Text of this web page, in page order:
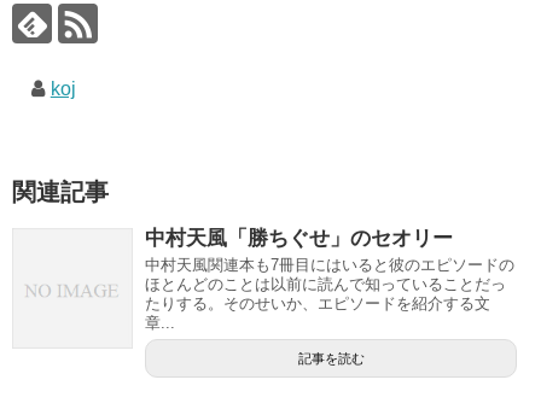
koj
関連記事
中村天風「勝ちぐせ」のセオリー
中村天風関連本も7冊目にはいると彼のエピソードの
ほとんどのことは以前に読んで知っていることだっ
たりする。そのせいか、エピソードを紹介する文
章...
記事を読む